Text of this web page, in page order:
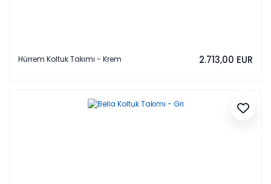
Hürrem Koltuk Takımı - Krem 2.713,00 EUR